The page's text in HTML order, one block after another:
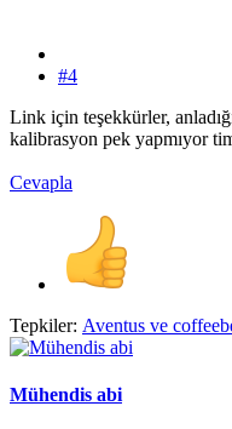
#4
Link için teşekkürler,
kalibrasyon pek yapmıyor
Cevapla
Tepkiler: Aventus ve
Mühendis abi